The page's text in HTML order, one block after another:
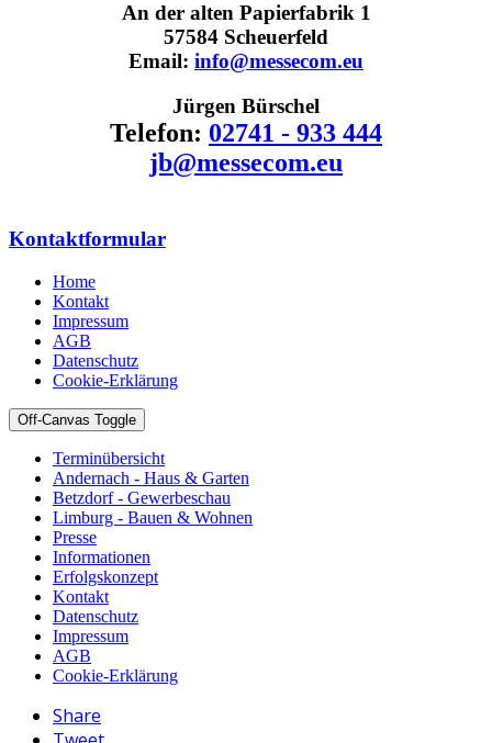
An der alten Papierfabrik 1
57584 Scheuerfeld
Email: info@messecom.eu
Jürgen Bürschel
Telefon: 02741 - 933 444
jb@messecom.eu
Kontaktformular
Home
Kontakt
Impressum
AGB
Datenschutz
Cookie-Erklärung
Off-Canvas Toggle
Terminübersicht
Andernach - Haus & Garten
Betzdorf - Gewerbeschau
Limburg - Bauen & Wohnen
Presse
Informationen
Erfolgskonzept
Kontakt
Datenschutz
Impressum
AGB
Cookie-Erklärung
Share